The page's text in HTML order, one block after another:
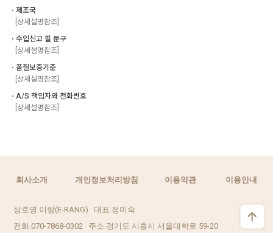
ㆍ제조국
[상세설명참조]
ㆍ수입신고 필 문구
[상세설명참조]
ㆍ품질보증기준
[상세설명참조]
ㆍA/S 책임자와 전화번호
[상세설명참조]
회사소개 개인정보처리방침 이용약관 이용안내
상호명.이랑(E-RANG) 대표.정미숙
전화.070-7868-0302 주소.경기도 시흥시 서울대학로 59-20